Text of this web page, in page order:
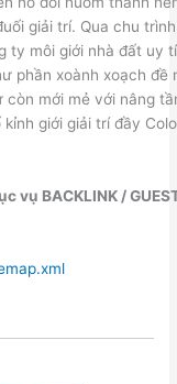
giải trí. Qua chu
ty môi giới nhà đất uy
phần xoành xoạch đề
mới mẻ với nâng
giới giải trí đầy
vụ BACKLINK /